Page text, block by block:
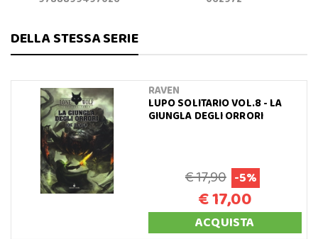
DELLA STESSA SERIE
RAVEN
LUPO SOLITARIO VOL.8 - LA
GIUNGLA DEGLI ORRORI
€ 17,90 -5%
€ 17,00
ACQUISTA